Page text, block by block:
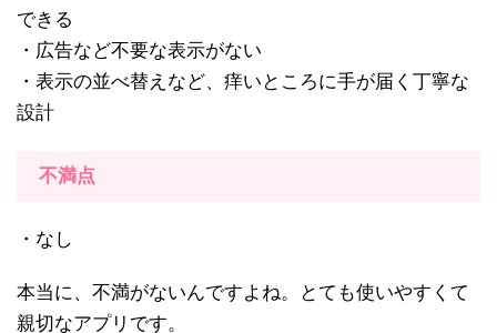
できる
・広告など不要な表示がない
・表示の並べ替えなど、痒いところに手が届く丁寧な
設計
不満点
・なし
本当に、不満がないんですよね。とても使いやすくて
親切なアプリです。